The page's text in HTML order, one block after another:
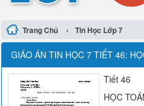
Trang Chủ › Tin Học Lớp 7
GIÁO ÁN TIN HỌC 7 TIẾT 46:
Tiết 46
HỌC